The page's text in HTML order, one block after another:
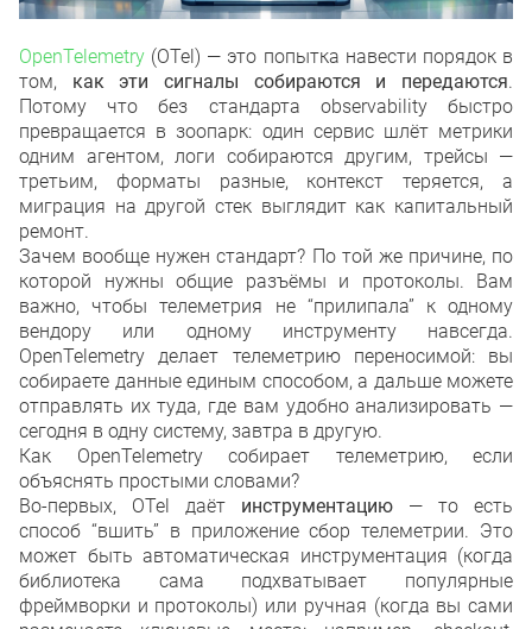
OpenTelemetry (OTel) — это попытка навести порядок в
том, как эти сигналы собираются и передаются.
Потому что без стандарта observability быстро
превращается в зоопарк: один сервис шлёт метрики
одним агентом, логи собираются другим, трейсы —
третьим, форматы разные, контекст теряется, а
миграция на другой стек выглядит как капитальный
ремонт.
Зачем вообще нужен стандарт? По той же причине, по
которой нужны общие разъёмы и протоколы. Вам
важно, чтобы телеметрия не “прилипала” к одному
вендору или одному инструменту навсегда.
OpenTelemetry делает телеметрию переносимой: вы
собираете данные единым способом, а дальше можете
отправлять их туда, где вам удобно анализировать —
сегодня в одну систему, завтра в другую.
Как OpenTelemetry собирает телеметрию, если
объяснять простыми словами?
Во-первых, OTel даёт инструментацию — то есть
способ “вшить” в приложение сбор телеметрии. Это
может быть автоматическая инструментация (когда
библиотека сама подхватывает популярные
фреймворки и протоколы) или ручная (когда вы сами